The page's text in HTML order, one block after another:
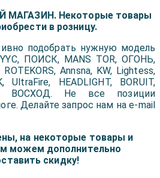
Некоторые товары
в розницу.
подобрать нужную модель
ПОИСК, MANS TOR, ОГОНЬ,
ROTEKORS, Annsna, KW, Lightess,
UltraFire, HEADLIGHT, BORUIT,
ВОСХОД. Не все позиции
Делайте запрос нам на e-mail
на некоторые товары и
можем дополнительно
скидку!